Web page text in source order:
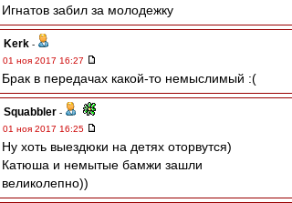
Игнатов забил за молодежку
Kerk -
01 ноя 2017 16:27
Брак в передачах какой-то немыслимый :(
Squabbler -
01 ноя 2017 16:25
Ну хоть выездюки на детях оторвутся)
Катюша и немытые бамжи зашли
великолепно))